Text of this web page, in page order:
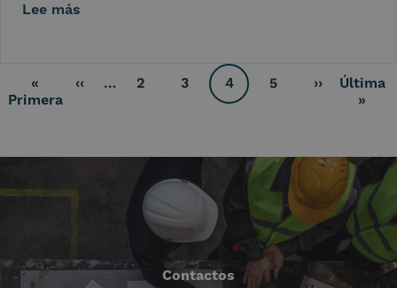
Lee más
Primera
«
Primera
Página
‹‹ … Página
2 Página
3
Página
actual
4 Página
5
Siguiente
página
››
Última
»
Contactos